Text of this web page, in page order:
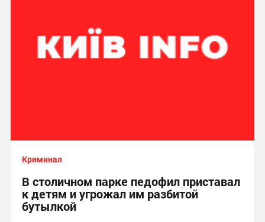
Криминал
В столичном парке педофил приставал
к детям и угрожал им разбитой
бутылкой